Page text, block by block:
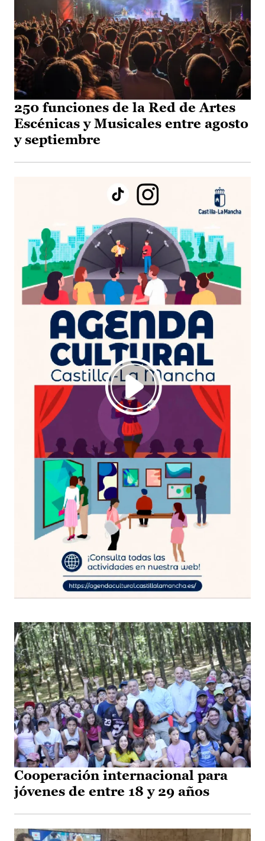
250 funciones de la Red de Artes
Escénicas y Musicales entre agosto
y septiembre
Cooperación internacional para
jóvenes de entre 18 y 29 años